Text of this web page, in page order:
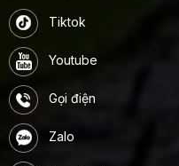
Tiktok
Youtube
Gọi điện
Zalo